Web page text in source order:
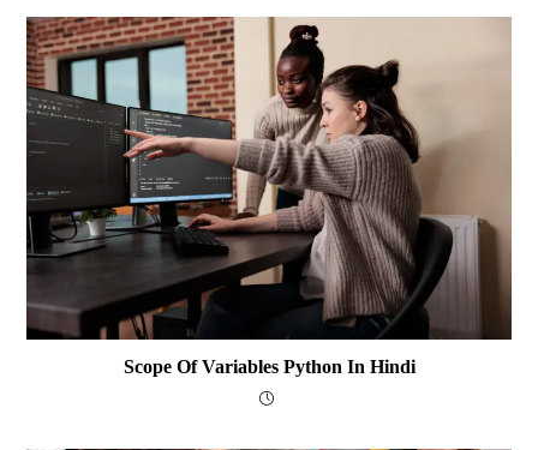
Scope Of Variables Python In Hindi